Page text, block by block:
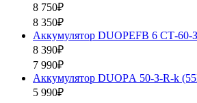
8 750₽
8 350₽
Аккумулятор DUOPEFB 6 СТ-60-
8 390₽
7 990₽
Аккумулятор DUOPА 50-З-R-k
5 990₽